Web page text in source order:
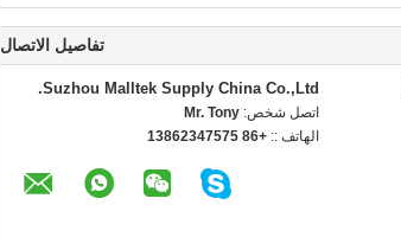
تفاصيل الاتصال
Suzhou Malltek Supply China Co.,Ltd.
اتصل شخص: Mr. Tony
الهاتف :: +86 13862347575